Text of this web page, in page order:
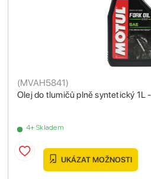
Olej do tlumičů plně syntetický 1L
(MVAH5841)
4+ Skladem
UKÁZAT MOŽNOSTI